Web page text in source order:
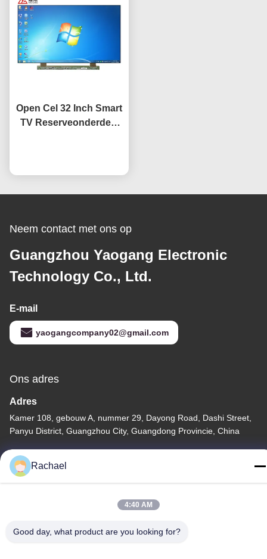
Open Cel 32 Inch Smart
TV Reserveonderdeel
Neem contact met ons op
Guangzhou Yaogang Electronic
Technology Co., Ltd.
E-mail
yaogangcompany02@gmail.com
Ons adres
Adres
Kamer 108, gebouw A, nummer 29, Dayong Road, Dashi Street,
Panyu District, Guangzhou City, Guangdong Provincie, China
Telefoon
0086-15112103717
Rachael
4:40 AM
Good day, what product are you looking for?